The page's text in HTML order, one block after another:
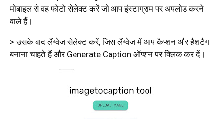
मोबाइल से वह फोटो सेलेक्ट करें जो आप इंस्टाग्राम पर अपलोड करने
वाले हैं।
> उसके बाद लैंग्वेज सेलेक्ट करें, जिस लैंग्वेज में आप कैप्शन और हैशटैग
बनाना चाहते हैं और Generate Caption ऑप्शन पर क्लिक कर दें।